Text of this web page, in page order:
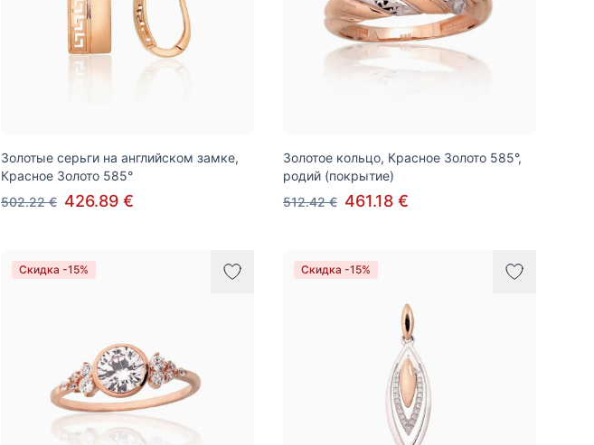
Золотые серьги на английском замке,
Красное Золото 585°
502.22 € 426.89 €
Золотое кольцо, Красное Золото 585°,
родий (покрытие)
512.42 € 461.18 €
Скидка -15% Скидка -15%